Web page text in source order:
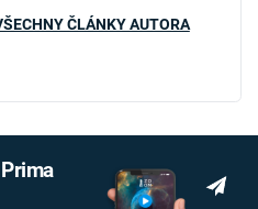
ČLÁNKY AUTORA